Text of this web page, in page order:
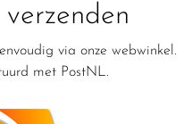
via onze webwinkel.
met PostNL.